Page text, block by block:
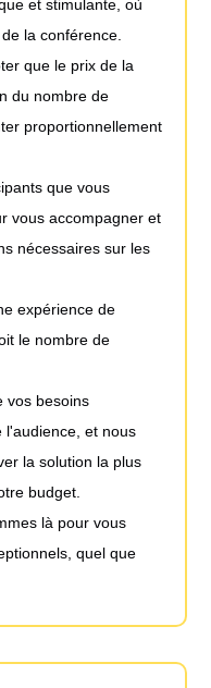
et stimulante, où
la conférence.
que le prix de la
du nombre de
proportionnellement
que vous
vous accompagner et
nécessaires sur les
expérience de
le nombre de
vos besoins
l'audience, et nous
la solution la plus
budget.
là pour vous
quel que